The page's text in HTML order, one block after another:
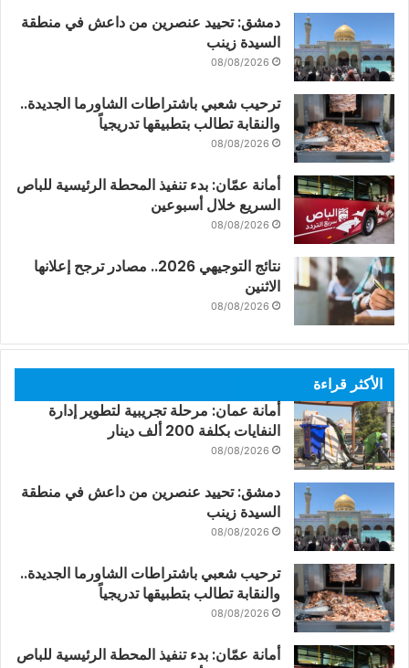
دمشق: تحييد عنصرين من داعش في منطقة
السيدة زينب
08/08/2026
ترحيب شعبي باشتراطات الشاورما الجديدة..
والنقابة تطالب بتطبيقها تدريجياً
08/08/2026
أمانة عمّان: بدء تنفيذ المحطة الرئيسية للباص
السريع خلال أسبوعين
08/08/2026
نتائج التوجيهي 2026.. مصادر ترجح إعلانها
الاثنين
08/08/2026
الأكثر قراءة
أمانة عمان: مرحلة تجريبية لتطوير إدارة
النفايات بكلفة 200 ألف دينار
08/08/2026
دمشق: تحييد عنصرين من داعش في منطقة
السيدة زينب
08/08/2026
ترحيب شعبي باشتراطات الشاورما الجديدة..
والنقابة تطالب بتطبيقها تدريجياً
08/08/2026
أمانة عمّان: بدء تنفيذ المحطة الرئيسية للباص